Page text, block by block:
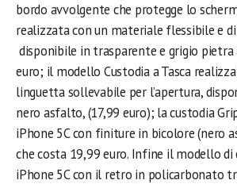
bordo avvolgente che protegge lo
realizzata con un materiale flessibile e
disponibile in trasparente e grigio pietra
euro; il modello Custodia a Tasca
linguetta sollevabile per l’apertura,
nero asfalto, (17,99 euro); la custodia
iPhone 5C con finiture in bicolore (nero
che costa 19,99 euro. Infine il modello di
iPhone 5C con il retro in policarbonato